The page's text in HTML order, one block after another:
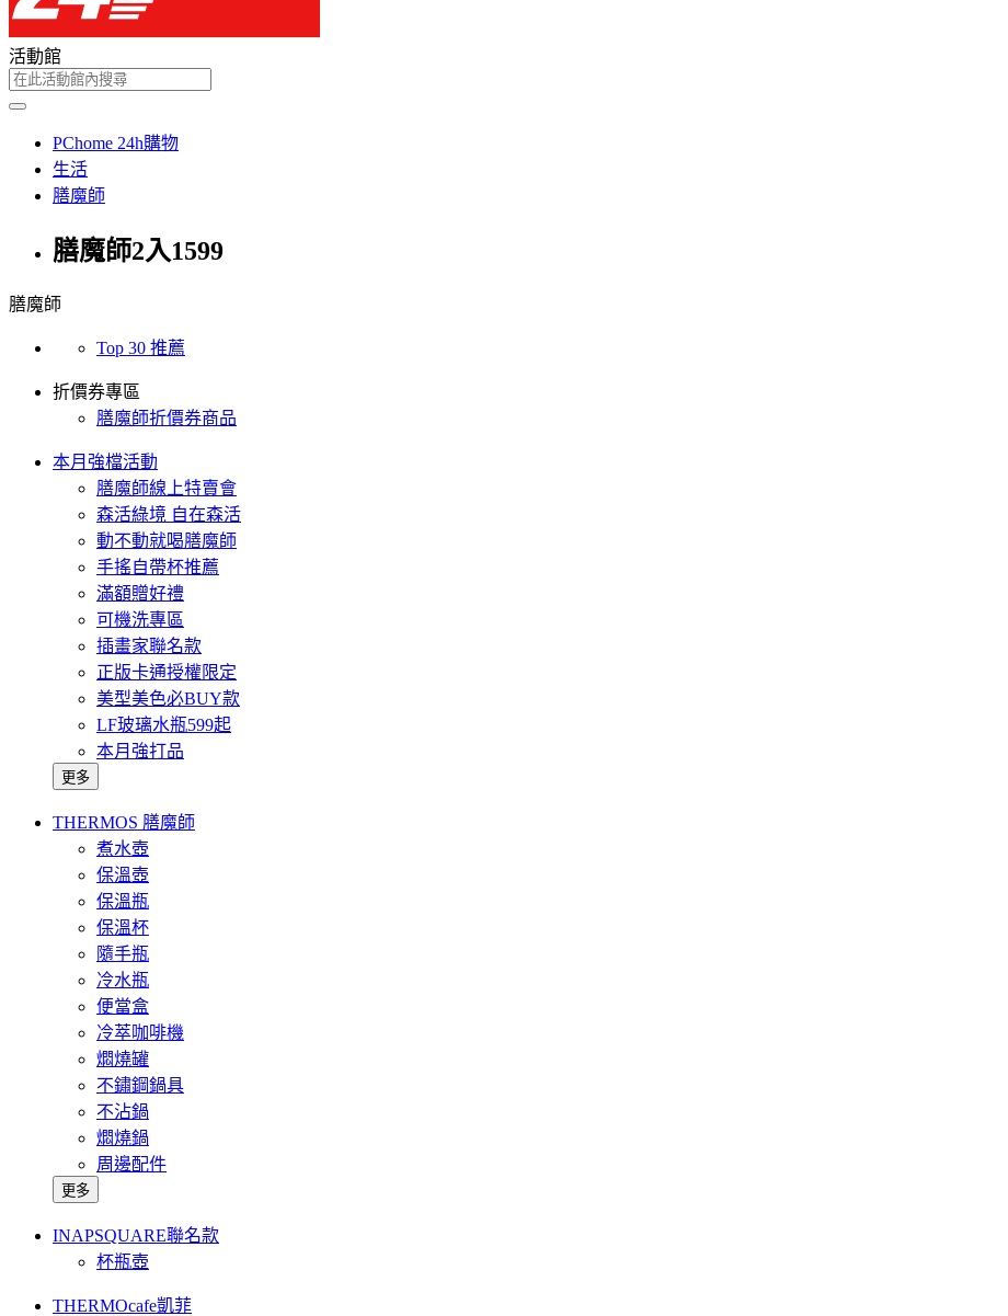
活動館
PChome 24h購物
生活
膳魔師
膳魔師2入1599
膳魔師
Top 30 推薦
折價券專區
膳魔師折價券商品
本月強檔活動
膳魔師線上特賣會
森活綠境 自在森活
動不動就喝膳魔師
手搖自帶杯推薦
滿額贈好禮
可機洗專區
插畫家聯名款
正版卡通授權限定
美型美色必BUY款
LF玻璃水瓶599起
本月強打品
更多
THERMOS 膳魔師
煮水壺
保溫壺
保溫瓶
保溫杯
隨手瓶
冷水瓶
便當盒
冷萃咖啡機
燜燒罐
不鏽鋼鍋具
不沾鍋
燜燒鍋
周邊配件
更多
INAPSQUARE聯名款
杯瓶壺
THERMOcafe凱菲